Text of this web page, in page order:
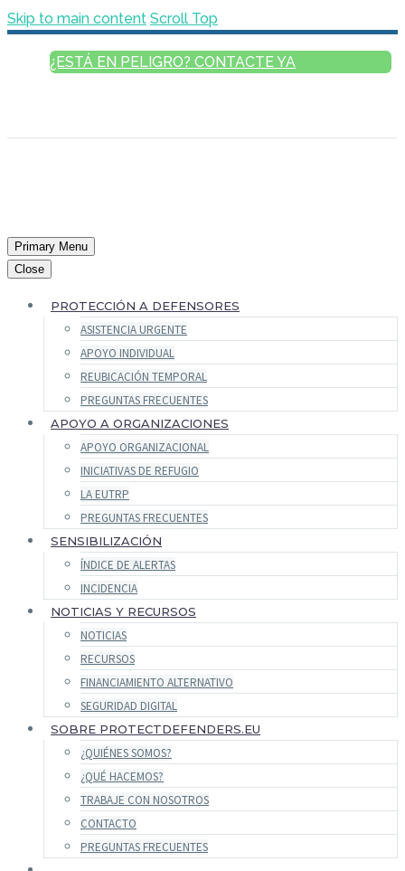
Skip to main content Scroll Top
¿ESTÁ EN PELIGRO? CONTACTE YA
Primary Menu
Close
PROTECCIÓN A DEFENSORES
ASISTENCIA URGENTE
APOYO INDIVIDUAL
REUBICACIÓN TEMPORAL
PREGUNTAS FRECUENTES
APOYO A ORGANIZACIONES
APOYO ORGANIZACIONAL
INICIATIVAS DE REFUGIO
LA EUTRP
PREGUNTAS FRECUENTES
SENSIBILIZACIÓN
ÍNDICE DE ALERTAS
INCIDENCIA
NOTICIAS Y RECURSOS
NOTICIAS
RECURSOS
FINANCIAMIENTO ALTERNATIVO
SEGURIDAD DIGITAL
SOBRE PROTECTDEFENDERS.EU
¿QUIÉNES SOMOS?
¿QUÉ HACEMOS?
TRABAJE CON NOSOTROS
CONTACTO
PREGUNTAS FRECUENTES